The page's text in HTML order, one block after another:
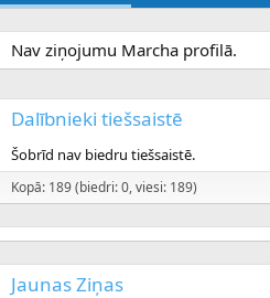
Nav ziņojumu Marcha profilā.
Dalībnieki tiešsaistē
Šobrīd nav biedru tiešsaistē.
Kopā: 189 (biedri: 0, viesi: 189)
Jaunas Ziņas